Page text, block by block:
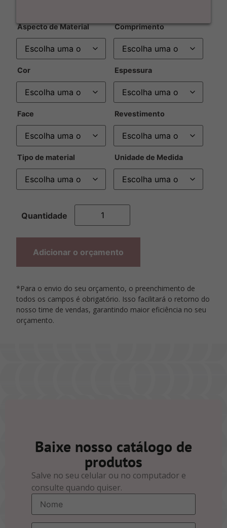
Aspecto de Material Comprimento
Cor Espessura
Face Revestimento
Tipo de material Unidade de Medida
Adicionar o orçamento
*Para o envio do seu orçamento, o preenchimento de
todos os campos é obrigatório. Isso facilitará o retorno do
nosso time de vendas, garantindo maior eficiência no seu
orçamento.
Baixe nosso catálogo de
produtos
Salve no seu celular ou no computador e
consulte quando quiser.